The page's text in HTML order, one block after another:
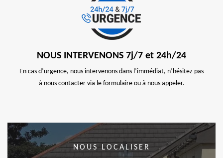
NOUS INTERVENONS 7j/7 et 24h/24
En cas d’urgence, nous intervenons dans l’immédiat, n’hésitez pas
à nous contacter via le formulaire ou à nous appeler.
NOUS LOCALISER